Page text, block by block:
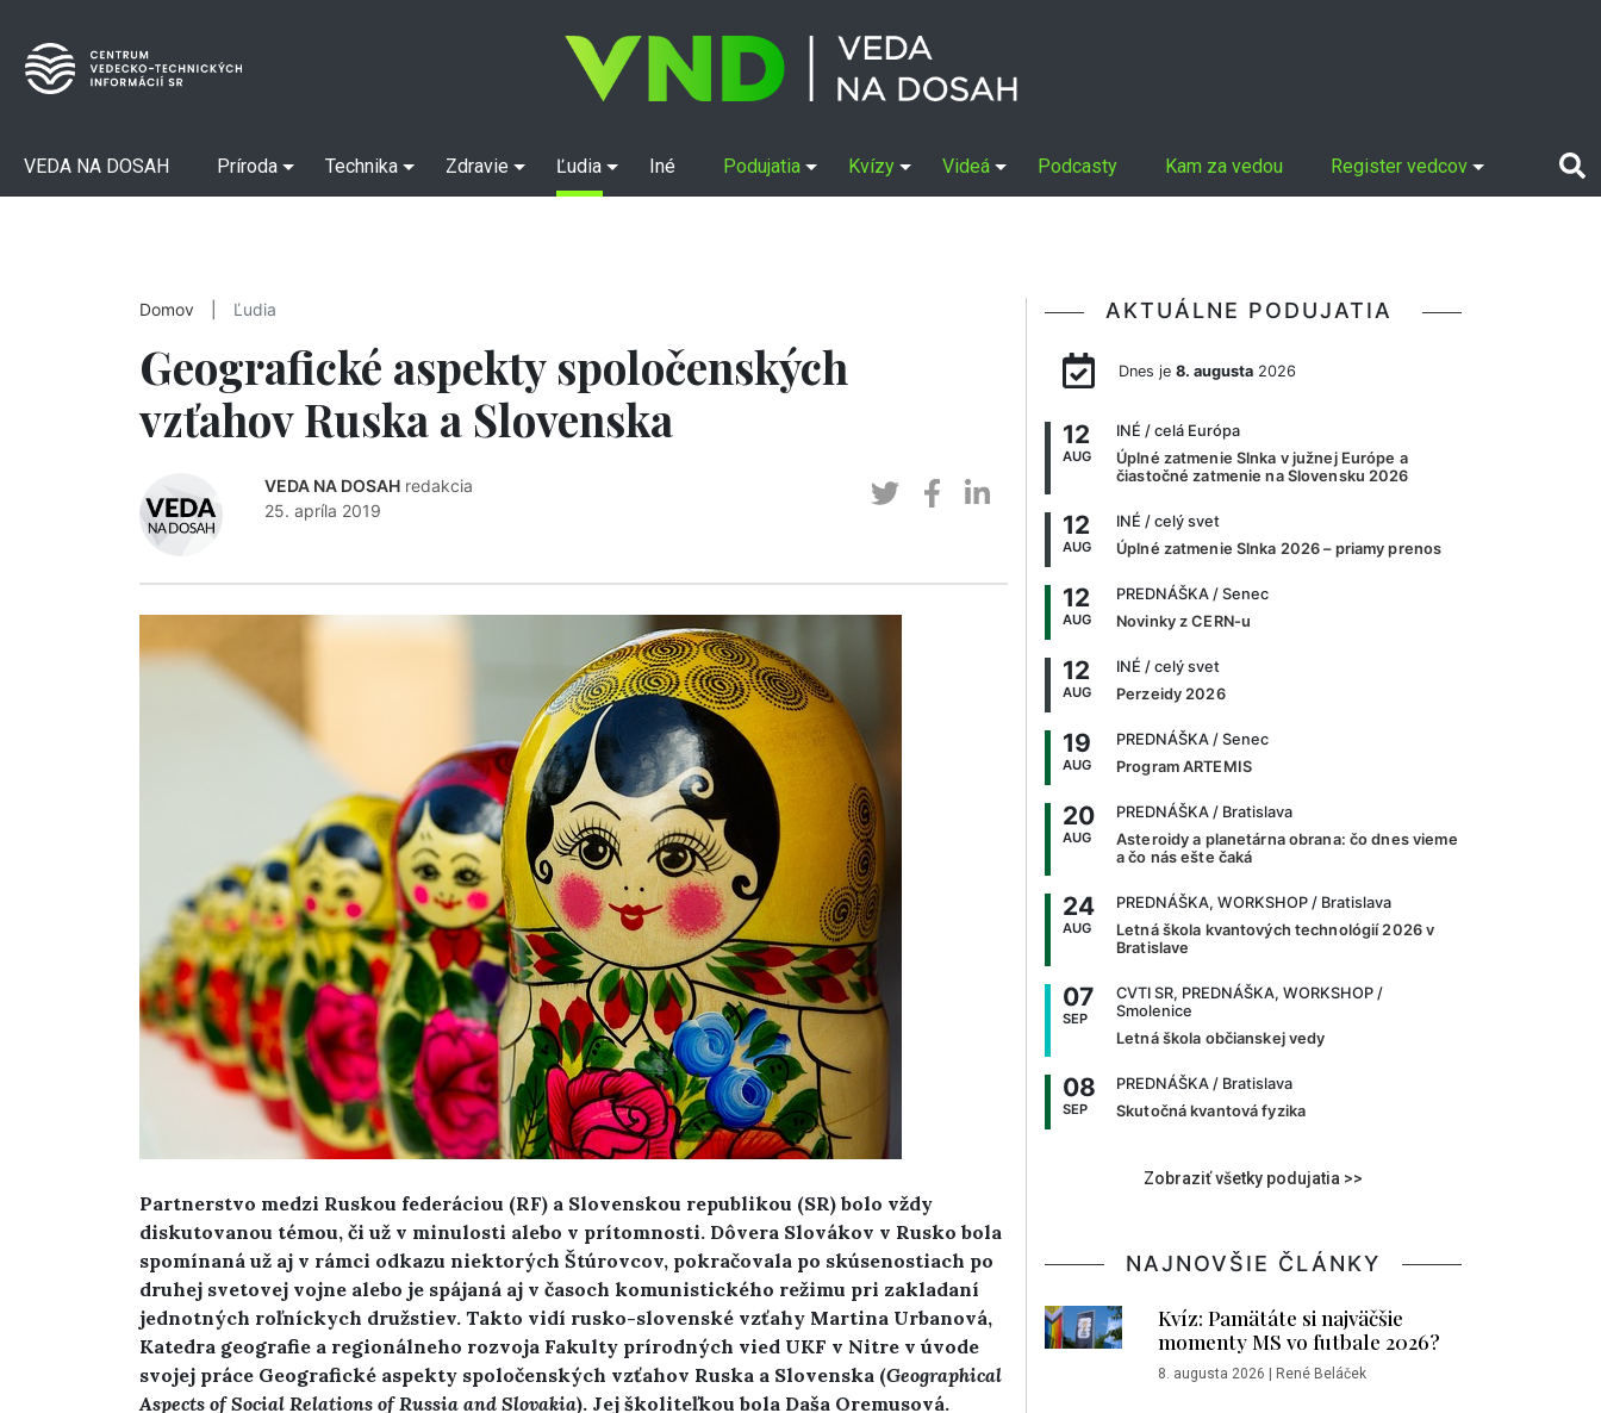
VEDA NA DOSAH Príroda Technika Zdravie Ľudia Iné Podujatia Kvízy Videá Podcasty Kam za vedou Register vedcov
Domov Ľudia
Geografické aspekty spoločenských
vzťahov Ruska a Slovenska
VEDA NA DOSAH redakcia
25. apríla 2019
Partnerstvo medzi Ruskou federáciou (RF) a Slovenskou republikou (SR) bolo vždy
diskutovanou témou, či už v minulosti alebo v prítomnosti. Dôvera Slovákov v Rusko bola
spomínaná už aj v rámci odkazu niektorých Štúrovcov, pokračovala po skúsenostiach po
druhej svetovej vojne alebo je spájaná aj v časoch komunistického režimu pri zakladaní
jednotných roľníckych družstiev. Takto vidí rusko-slovenské vzťahy Martina Urbanová,
Katedra geografie a regionálneho rozvoja Fakulty prírodných vied UKF v Nitre v úvode
svojej práce Geografické aspekty spoločenských vzťahov Ruska a Slovenska (Geographical
Aspects of Social Relations of Russia and Slovakia). Jej školiteľkou bola Daša Oremusová.
AKTUÁLNE PODUJATIA
Dnes je 8. augusta2026
12
AUG
INÉ / celá Európa
Úplné zatmenie Slnka v južnej Európe a
čiastočné zatmenie na Slovensku 2026
12
AUG
INÉ / celý svet
Úplné zatmenie Slnka 2026 – priamy prenos
12
AUG
PREDNÁŠKA / Senec
Novinky z CERN-u
12
AUG
INÉ / celý svet
Perzeidy 2026
19
AUG
PREDNÁŠKA / Senec
Program ARTEMIS
20
AUG
PREDNÁŠKA / Bratislava
Asteroidy a planetárna obrana: čo dnes vieme
a čo nás ešte čaká
24
AUG
PREDNÁŠKA, WORKSHOP / Bratislava
Letná škola kvantových technológií 2026 v
Bratislave
07
SEP
CVTI SR, PREDNÁŠKA, WORKSHOP /
Smolenice
Letná škola občianskej vedy
08
SEP
PREDNÁŠKA / Bratislava
Skutočná kvantová fyzika
Zobraziť všetky podujatia >>
NAJNOVŠIE ČLÁNKY
Kvíz: Pamätáte si najväčšie
momenty MS vo futbale 2026?
8. augusta 2026 | René Beláček